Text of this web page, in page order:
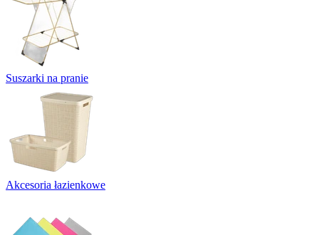
Suszarki na pranie
Akcesoria łazienkowe